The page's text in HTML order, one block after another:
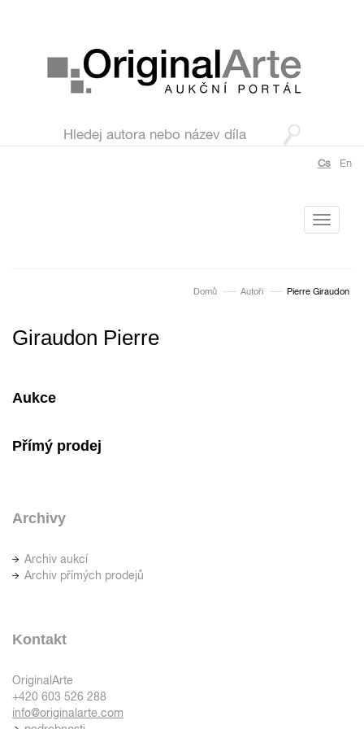
Cs En
Toggle
Domů Autoři Pierre Giraudon
Giraudon Pierre
Aukce
Přímý prodej
Archivy
Archiv aukcí
Archiv přímých prodejů
Kontakt
OriginalArte
+420 603 526 288
info@originalarte.com